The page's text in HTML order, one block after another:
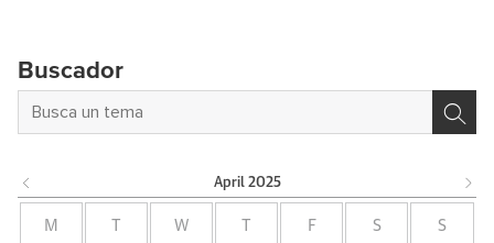
Buscador
April 2025
M W F S S